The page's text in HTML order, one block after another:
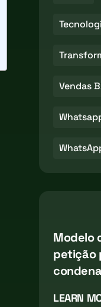
Vendas
Modelo
petição
LEARN